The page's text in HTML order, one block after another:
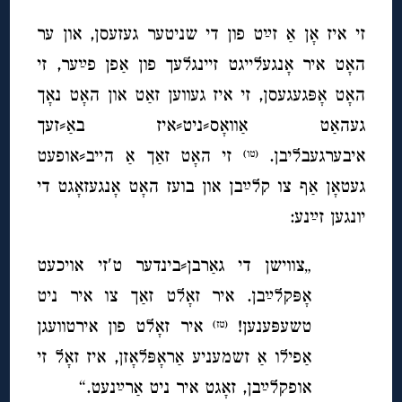
זי איז אָן אַ זײַט פון די שניטער געזעסן, און ער
האָט איר אָנגעלייגט זיינגלעך פון אַפן פײַער, זי
האָט אָפּגעגעסן, זי איז געווען זאַט און האָט נאָך
געהאַט אַוואָס⸗ניט⸗איז באַ⸗זעך
איבערגעבליבן.(טו)
זי האָט זאַך אַ הייב⸗אופעט
געטאָן אַף צו קלײַבן און בועז האָט אָנגעזאָגט די
יונגען זײַנע:
„צווישן די גאַרבן⸗בינדער ט′זי אויכעט
אָפּקלײַבן. איר זאָלט זאַך צו איר ניט
טשעפּענען!(טז)
איר זאָלט פון אירטוועגן
אַפילו אַ זשמעניע אַראָפּלאָזן, איז זאָל זי
אופקלײַבן, זאָגט איר ניט אַרײַנעט.“